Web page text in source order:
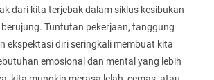
dari kita terjebak dalam siklus kesibukan
Tuntutan pekerjaan, tanggung
ekspektasi diri seringkali membuat kita
emosional dan mental yang lebih